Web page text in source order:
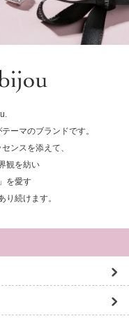
ーマのブランドです。
ンスを添えて、
観を紡い
を愛す
り続けます。